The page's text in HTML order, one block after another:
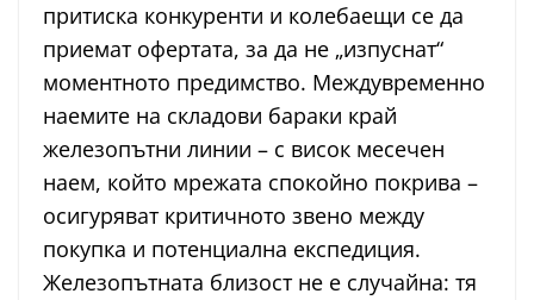
притиска конкуренти и колебаещи се да
приемат офертата, за да не „изпуснат“
моментното предимство. Междувременно
наемите на складови бараки край
железопътни линии – с висок месечен
наем, който мрежата спокойно покрива –
осигуряват критичното звено между
покупка и потенциална експедиция.
Железопътната близост не е случайна: тя